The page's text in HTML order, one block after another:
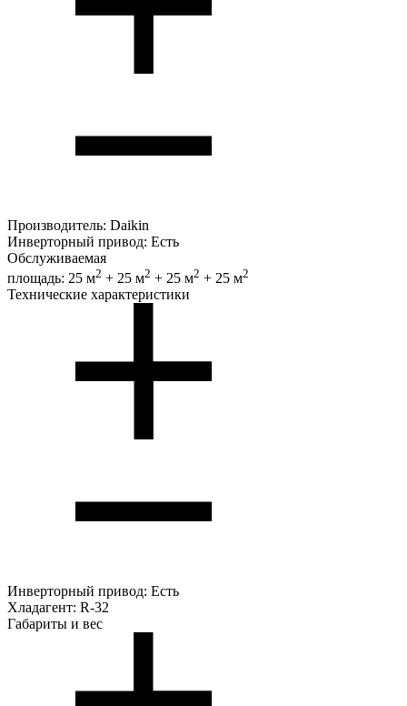
Производитель: Daikin
Инверторный привод: Есть
Обслуживаемая
площадь: 25 м2 + 25 м2 + 25 м2 + 25 м2
Технические характеристики
Инверторный привод: Есть
Хладагент: R-32
Габариты и вес